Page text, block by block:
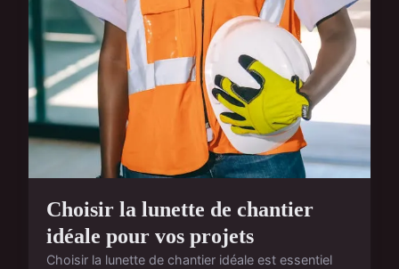
Choisir la lunette de chantier
idéale pour vos projets
Choisir la lunette de chantier idéale est essentiel